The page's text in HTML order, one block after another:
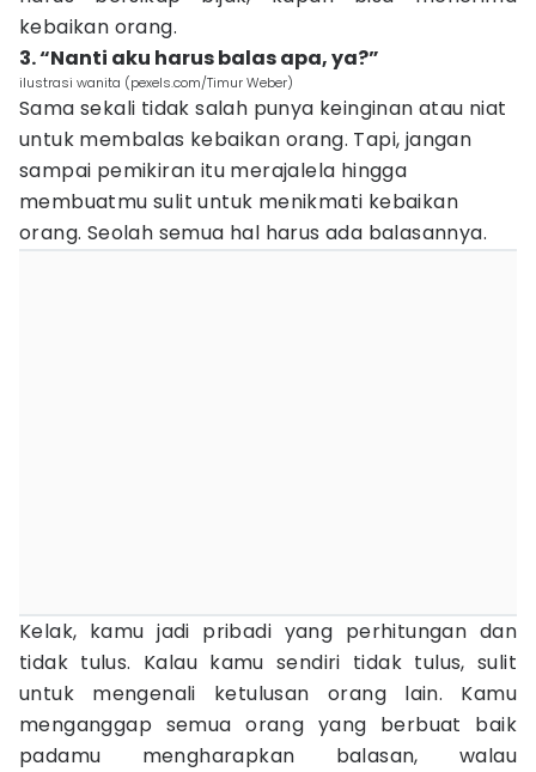
kebaikan orang.
3. “Nanti aku harus balas apa, ya?”
ilustrasi wanita (pexels.com/Timur Weber)
Sama sekali tidak salah punya keinginan atau niat
untuk membalas kebaikan orang. Tapi, jangan
sampai pemikiran itu merajalela hingga
membuatmu sulit untuk menikmati kebaikan
orang. Seolah semua hal harus ada balasannya.
Kelak, kamu jadi pribadi yang perhitungan dan
tidak tulus. Kalau kamu sendiri tidak tulus, sulit
untuk mengenali ketulusan orang lain. Kamu
menganggap semua orang yang berbuat baik
padamu mengharapkan balasan, walau